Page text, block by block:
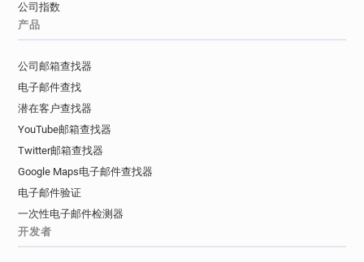
公司指数
产品
公司邮箱查找器
电子邮件查找
潜在客户查找器
YouTube邮箱查找器
Twitter邮箱查找器
Google Maps电子邮件查找器
电子邮件验证
一次性电子邮件检测器
开发者